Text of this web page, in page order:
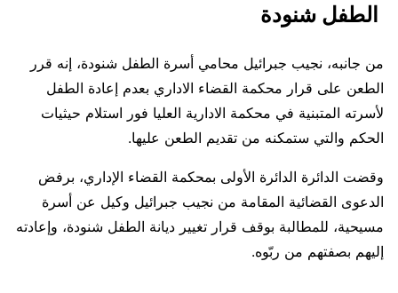
الطفل شنودة
من جانبه، نجيب جبرائيل محامي أسرة الطفل شنودة، إنه قرر
الطعن على قرار محكمة القضاء الاداري بعدم إعادة الطفل
لأسرته المتبنية في محكمة الادارية العليا فور استلام حيثيات
الحكم والتي ستمكنه من تقديم الطعن عليها.
وقضت الدائرة الدائرة الأولى بمحكمة القضاء الإداري، برفض
الدعوى القضائية المقامة من نجيب جبرائيل وكيل عن أسرة
مسيحية، للمطالبة بوقف قرار تغيير ديانة الطفل شنودة، وإعادته
إليهم بصفتهم من ربّوه.